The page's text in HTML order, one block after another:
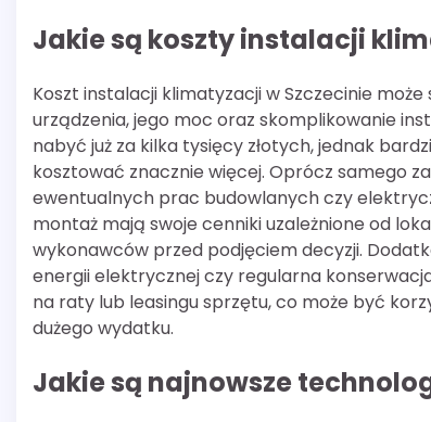
Jakie są koszty instalacji
Koszt instalacji klimatyzacji w Szczecinie
urządzenia, jego moc oraz skomplikowanie
nabyć już za kilka tysięcy złotych, jednak
kosztować znacznie więcej. Oprócz samego
ewentualnych prac budowlanych czy
montaż mają swoje cenniki uzależnione od
wykonawców przed podjęciem decyzji.
energii elektrycznej czy regularna
na raty lub leasingu sprzętu, co może być
dużego wydatku.
Jakie są najnowsze